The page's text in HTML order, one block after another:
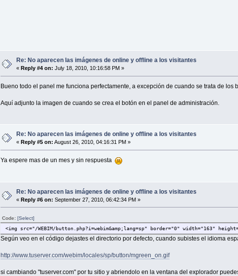
Re: No aparecen las imágenes de online y offline a los visitantes
« Reply #4 on: July 18, 2010, 10:16:58 PM »
Bueno todo el panel me funciona perfectamente, a excepción de cuando se trata de
Aquí adjunto la imagen de cuando se crea el botón en el panel de administración.
Re: No aparecen las imágenes de online y offline a los visitantes
« Reply #5 on: August 26, 2010, 04:16:31 PM »
Ya espere mas de un mes y sin respuesta
Re: No aparecen las imágenes de online y offline a los visitantes
«Reply #6 on: September 27, 2010, 06:42:34 PM »
Code: [Select]
<img src="/WEBIM/button.php?i=webim&amp;lang=sp" border="0" width="163"
Según veo en el código dejastes el directorio por defecto, cuando subistes el idioma
http://www.tuserver.com/webim/locales/sp/button/mgreen_on.gif
si cambiando "tuserver.com" por tu sitio y abriendolo en la ventana del explorador